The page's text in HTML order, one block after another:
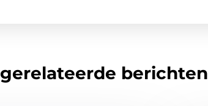
gerelateerde berichten